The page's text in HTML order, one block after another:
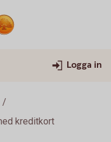
Logga in
kreditkort